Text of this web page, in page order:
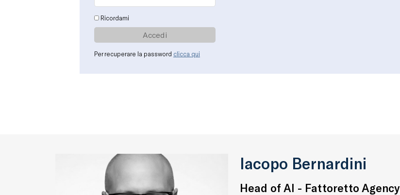
Ricordami
Per recuperare la password clicca qui
Iacopo Bernardini
Head of AI - Fattoretto Agency